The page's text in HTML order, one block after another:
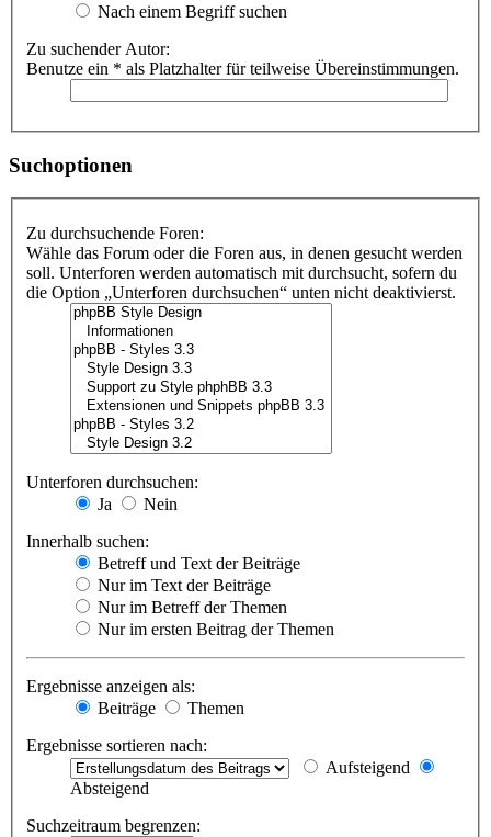
Nach einem Begriff suchen
Zu suchender Autor:
Benutze ein * als Platzhalter für teilweise Übereinstimmungen.
Suchoptionen
Zu durchsuchende Foren:
Wähle das Forum oder die Foren aus, in denen gesucht werden
soll. Unterforen werden automatisch mit durchsucht, sofern du
die Option „Unterforen durchsuchen“ unten nicht deaktivierst.
Unterforen durchsuchen:
Ja
Nein
Innerhalb suchen:
Betreff und Text der Beiträge
Nur im Text der Beiträge
Nur im Betreff der Themen
Nur im ersten Beitrag der Themen
Ergebnisse anzeigen als:
Beiträge
Themen
Ergebnisse sortieren nach:
Aufsteigend
Absteigend
Suchzeitraum begrenzen: